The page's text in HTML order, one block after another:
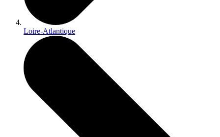
Loire-Atlantique